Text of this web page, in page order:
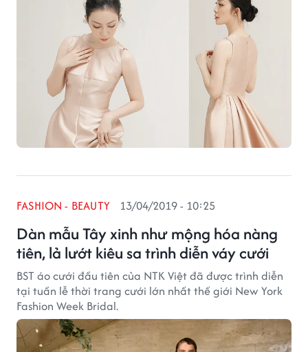
Dàn mẫu Tây xinh như mộng hóa nàng
tiên, lả lướt kiêu sa trình diễn váy cưới
FASHION - BEAUTY 13/04/2019 - 10:25
BST áo cưới đầu tiên của NTK Việt đã được trình diễn
tại tuần lễ thời trang cưới lớn nhất thế giới New York
Fashion Week Bridal.